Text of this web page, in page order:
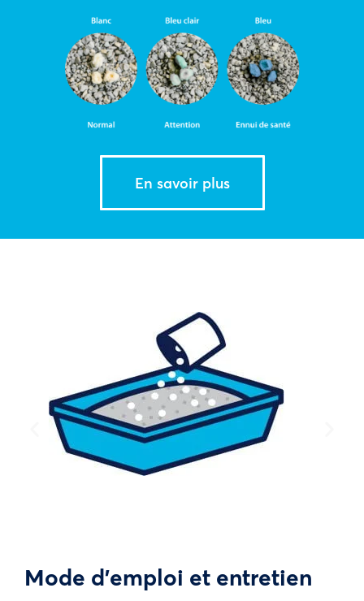
En savoir plus
Mode d’emploi et entretien